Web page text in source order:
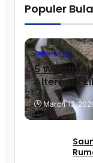
Populer
Pantai & Pulau
5 Wisata
Alternatif
March 13,